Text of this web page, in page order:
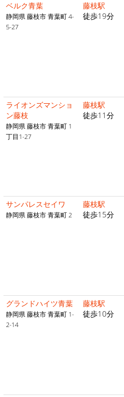
ベルク青葉
静岡県 藤枝市 青葉町 4-
5-27
藤枝駅
徒歩19分
ライオンズマンショ
ン藤枝
静岡県 藤枝市 青葉町 1
丁目1-27
藤枝駅
徒歩11分
サンパレスセイワ
静岡県 藤枝市 青葉町 2
藤枝駅
徒歩15分
グランドハイツ青葉
静岡県 藤枝市 青葉町 1-
2-14
藤枝駅
徒歩10分